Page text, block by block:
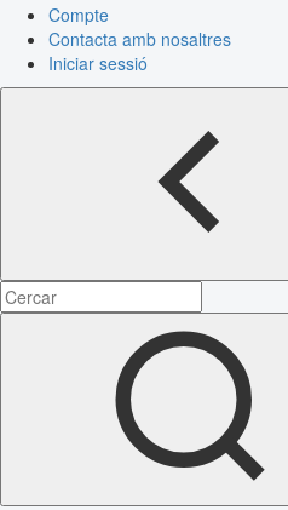
Compte
Contacta amb nosaltres
Iniciar sessió